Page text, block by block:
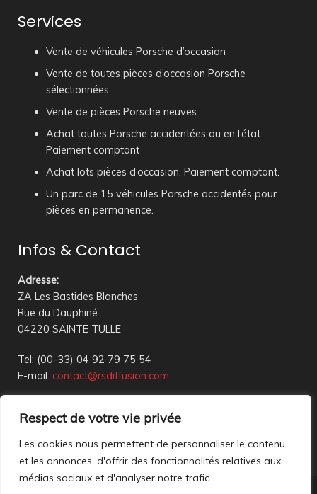
Respect de votre vie privée
Les cookies nous permettent de personnaliser le contenu
et les annonces, d'offrir des fonctionnalités relatives aux
médias sociaux et d'analyser notre trafic.
Services
Vente de véhicules Porsche d’occasion
Vente de toutes pièces d’occasion Porsche
sélectionnées
Vente de pièces Porsche neuves
Achat toutes Porsche accidentées ou en l’état.
Paiement comptant
Achat lots pièces d’occasion. Paiement comptant.
Un parc de 15 véhicules Porsche accidentés pour
pièces en permanence.
Infos & Contact
Adresse:
ZA Les Bastides Blanches
Rue du Dauphiné
04220 SAINTE TULLE
Tel: (00-33) 04 92 79 75 54
E-mail: contact@rsdiffusion.com
18h00
Réception en magasin sur rendez-vous uniquement